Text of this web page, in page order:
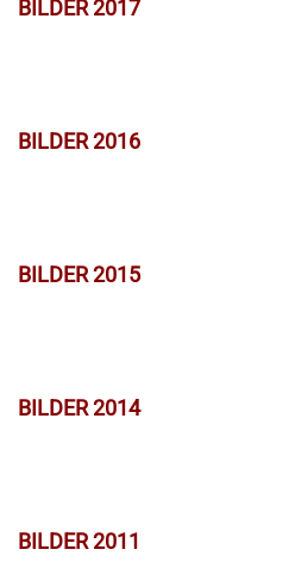
BILDER 2017
BILDER 2016
BILDER 2015
BILDER 2014
BILDER 2011